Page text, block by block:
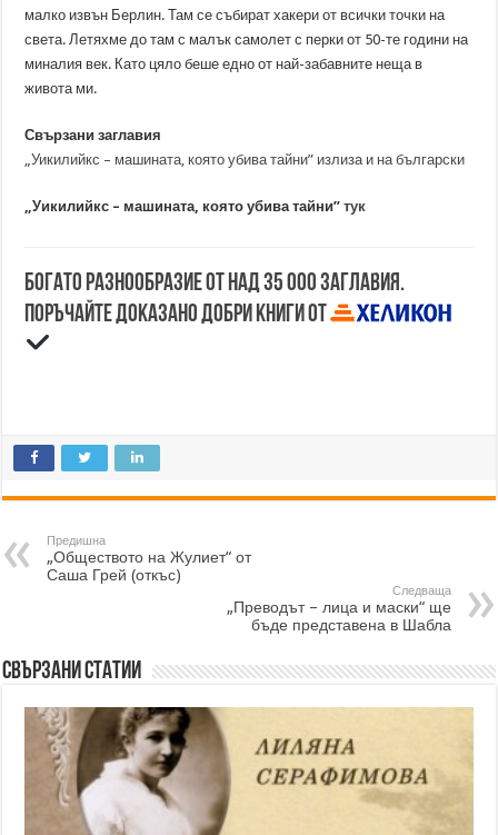
малко извън Берлин. Там се събират хакери от всички точки на
света. Летяхме до там с малък самолет с перки от 50-те години на
миналия век. Като цяло беше едно от най-забавните неща в
живота ми.
Свързани заглавия
„Уикилийкс – машината, която убива тайни” излиза и на български
„Уикилийкс – машината, която убива тайни”тук
Богато разнообразие от над 35 000 заглавия.
Поръчайте доказано добри книги от
Предишна
„Обществото на Жулиет“ от
Саша Грей (откъс)
Следваща
„Преводът – лица и маски“ ще
бъде представена в Шабла
Свързани статии